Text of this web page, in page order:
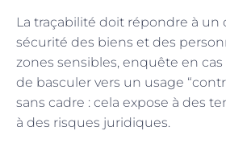
La traçabilité doit répondre à un
sécurité des biens et des
zones sensibles, enquête en cas
de basculer vers un usage
sans cadre : cela expose à des
à des risques juridiques.